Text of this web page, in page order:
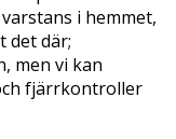
i hemmet,
det där;
men vi kan
fjärrkontroller